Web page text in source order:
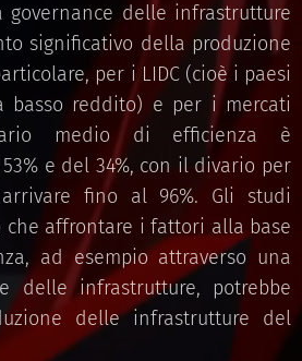
governance delle infrastrutture
significativo della produzione
per i LIDC (cioè i paesi
basso reddito) e per i mercati
medio di efficienza è
e del 34%, con il divario per
fino al 96%. Gli studi
che affrontare i fattori alla base
ad esempio attraverso una
delle infrastrutture, potrebbe
delle infrastrutture del